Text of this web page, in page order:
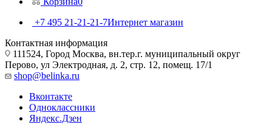
+7 495 21-21-21-7Интернет магазин
Контактная информация
111524, Город Москва, вн.тер.г. муниципальный округ
Перово, ул Электродная, д. 2, стр. 12, помещ. 17/1
shop@belinka.ru
Вконтакте
Одноклассники
Яндекс.Дзен